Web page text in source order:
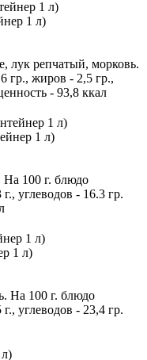
1 л)
лук репчатый, морковь.
гр., жиров - 2,5 гр.,
- 93,8 ккал
1 л)
На 100 г. блюдо
углеводов - 16.3 гр.
1 л)
На 100 г. блюдо
углеводов - 23,4 гр.